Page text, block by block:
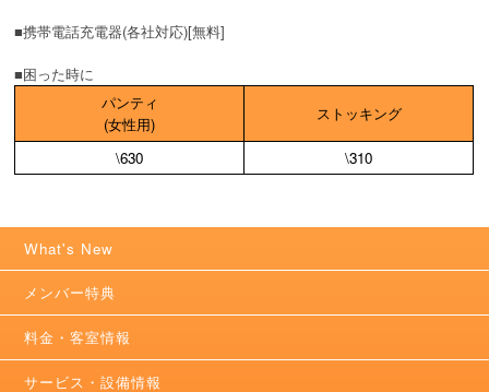
■携帯電話充電器(各社対応)[無料]
■困った時に
パンティ
(女性用)
ストッキング
\630 \310
What's New
メンバー特典
料金・客室情報
サービス・設備情報